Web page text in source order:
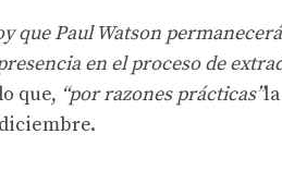
que Paul Watson
en el proceso de
que, “por razones prácticas”